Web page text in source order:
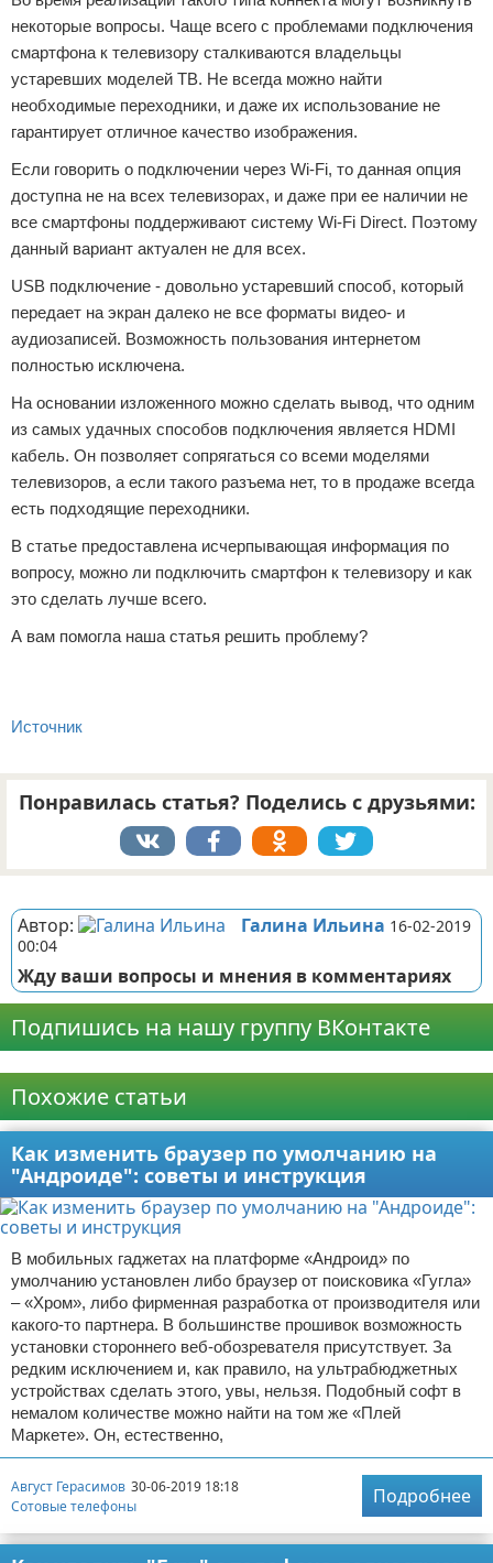
некоторые вопросы. Чаще всего с проблемами подключения
смартфона к телевизору сталкиваются владельцы
устаревших моделей ТВ. Не всегда можно найти
необходимые переходники, и даже их использование не
гарантирует отличное качество изображения.
Если говорить о подключении через Wi-Fi, то данная опция
доступна не на всех телевизорах, и даже при ее наличии не
все смартфоны поддерживают систему Wi-Fi Direct. Поэтому
данный вариант актуален не для всех.
USB подключение - довольно устаревший способ, который
передает на экран далеко не все форматы видео- и
аудиозаписей. Возможность пользования интернетом
полностью исключена.
На основании изложенного можно сделать вывод, что одним
из самых удачных способов подключения является HDMI
кабель. Он позволяет сопрягаться со всеми моделями
телевизоров, а если такого разъема нет, то в продаже всегда
есть подходящие переходники.
В статье предоставлена исчерпывающая информация по
вопросу, можно ли подключить смартфон к телевизору и как
это сделать лучше всего.
А вам помогла наша статья решить проблему?
Источник
Понравилась статья? Поделись с друзьями:
Автор: Галина Ильина 16-02-2019
00:04
Жду ваши вопросы и мнения в комментариях
Подпишись на нашу группу ВКонтакте
Похожие статьи
Как изменить браузер по умолчанию на
"Андроиде": советы и инструкция
В мобильных гаджетах на платформе «Андроид» по
умолчанию установлен либо браузер от поисковика «Гугла»
– «Хром», либо фирменная разработка от производителя или
какого-то партнера. В большинстве прошивок возможность
установки стороннего веб-обозревателя присутствует. За
редким исключением и, как правило, на ультрабюджетных
устройствах сделать этого, увы, нельзя. Подобный софт в
немалом количестве можно найти на том же «Плей
Маркете». Он, естественно,
Август Герасимов 30-06-2019 18:18
Сотовые телефоны
Подробнее